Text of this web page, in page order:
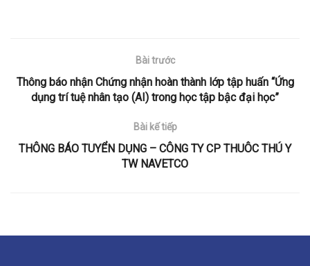
Bài trước
Thông báo nhận Chứng nhận hoàn thành lớp tập huấn “Ứng
dụng trí tuệ nhân tạo (AI) trong học tập bậc đại học”
Bài kế tiếp
THÔNG BÁO TUYỂN DỤNG – CÔNG TY CP THUÔC THÚ Y
TW NAVETCO